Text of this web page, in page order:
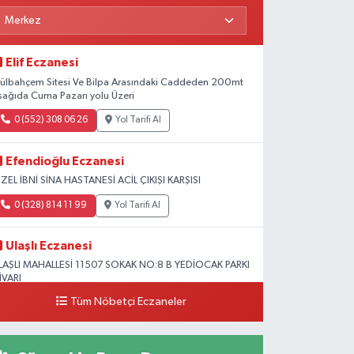
Elif Eczanesi
Sitesi Ve Bilpa Arasındaki Caddeden 200mt
Cuma Pazarı yolu Üzeri
0 (552) 308 06 26 Yol Tarifi Al
Efendioğlu Eczanesi
İBNİ SİNA HASTANESİ ACİL ÇIKIŞI KARŞISI
0 (328) 814 11 99 Yol Tarifi Al
Ulaşlı Eczanesi
MAHALLESİ 11507 SOKAK NO:8 B YEDİOCAK PARKI
0 (546) 158 81 80 Yol Tarifi Al
Tüm Nöbetçi Eczaneler